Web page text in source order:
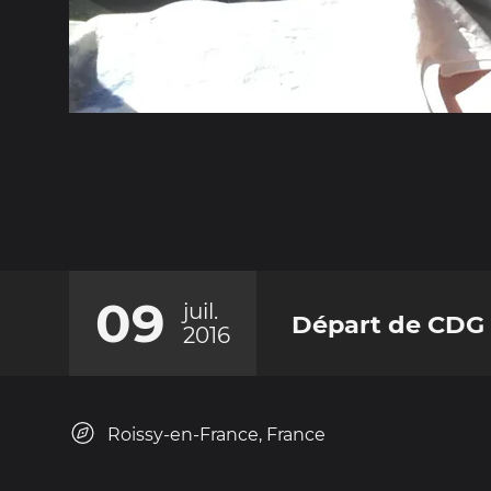
09
juil.
2016
Départ de CDG
Roissy-en-France, France